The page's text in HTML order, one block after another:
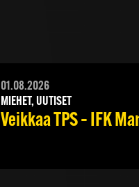
01.08.2026
MIEHET, UUTISET
Veikkaa TPS – IFK